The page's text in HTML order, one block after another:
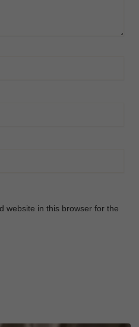
website in this browser for the